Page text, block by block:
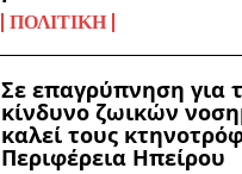
ΠΟΛΙΤΙΚΉ
Σε επαγρύπνηση για
κίνδυνο ζωικών
καλεί τους
Περιφέρεια Ηπείρου